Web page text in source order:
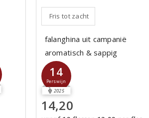
Fris tot zacht
falanghina uit campanië
aromatisch & sappig
14
Perswijn
2025
14,20